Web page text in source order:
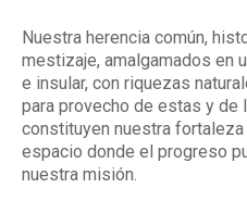
Nuestra herencia común,
mestizaje, amalgamados en
e insular, con riquezas
para provecho de estas y de
constituyen nuestra
espacio donde el progreso
nuestra misión.